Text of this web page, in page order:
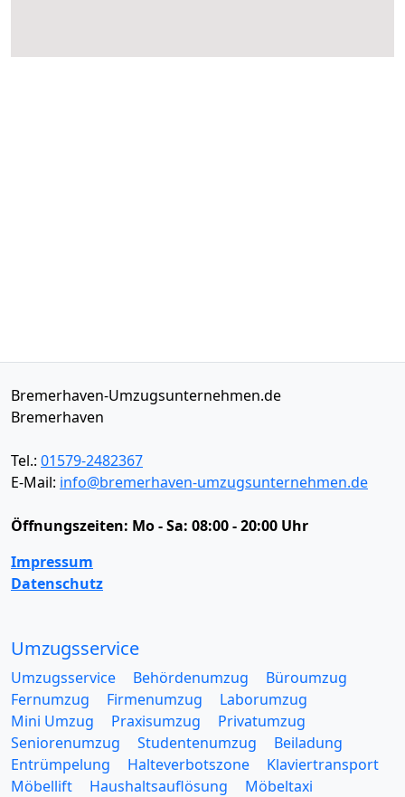
Bremerhaven-Umzugsunternehmen.de
Bremerhaven
Tel.: 01579-2482367
E-Mail: info@bremerhaven-umzugsunternehmen.de
Öffnungszeiten: Mo - Sa: 08:00 - 20:00 Uhr
Impressum
Datenschutz
Umzugsservice
Umzugsservice Behördenumzug
Büroumzug
Fernumzug
Firmenumzug
Laborumzug
Mini Umzug
Praxisumzug
Privatumzug
Seniorenumzug
Studentenumzug
Beiladung
Entrümpelung
Halteverbotszone
Klaviertransport
Möbellift
Haushaltsauflösung
Möbeltaxi